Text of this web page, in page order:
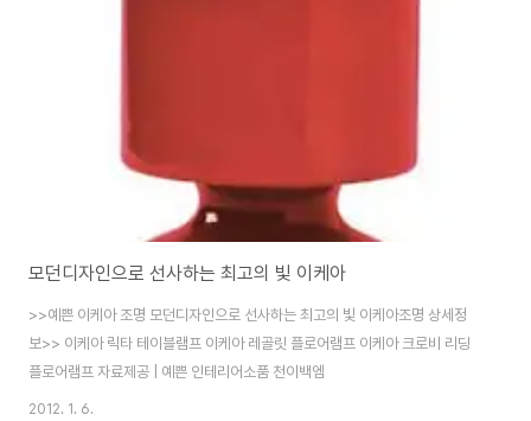
모던디자인으로 선사하는 최고의 빛 이케아
>>예쁜 이케아 조명 모던디자인으로 선사하는 최고의 빛 이케아조명 상세정
보>> 이케아 릭타 테이블램프 이케아 레골릿 플로어램프 이케아 크로비 리딩
플로어램프 자료제공 | 예쁜 인테리어소품 천이백엠
2012. 1. 6.